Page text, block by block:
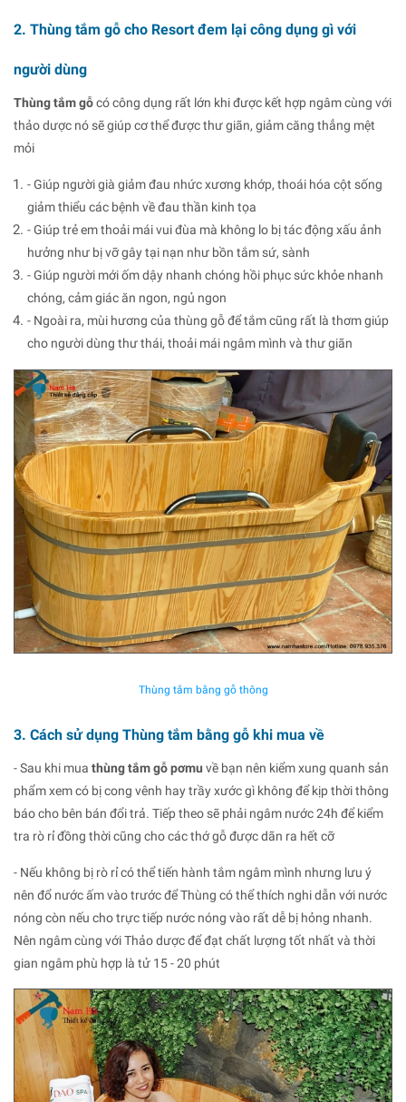
2. Thùng tắm gỗ cho Resort đem lại công dụng gì với
người dùng
Thùng tắm gỗcó công dụng rất lớn khi được kết hợp ngâm cùng với
thảo dược nó sẽ giúp cơ thể được thư giãn, giảm căng thẳng mệt
mỏi
- Giúp người già giảm đau nhức xương khớp, thoái hóa cột sống
giảm thiểu các bệnh về đau thần kinh tọa
- Giúp trẻ em thoải mái vui đùa mà không lo bị tác động xấu ảnh
hưởng như bị vỡ gây tại nạn như bồn tắm sứ, sành
- Giúp người mới ốm dậy nhanh chóng hồi phục sức khỏe nhanh
chóng, cảm giác ăn ngon, ngủ ngon
- Ngoài ra, mùi hương của thùng gỗ để tắm cũng rất là thơm giúp
cho người dùng thư thái, thoải mái ngâm mình và thư giãn
Thùng tắm bằng gỗ thông
3. Cách sử dụng Thùng tắm bằng gỗ khi mua về
- Sau khi mua thùng tắm gỗ pơmu về bạn nên kiểm xung quanh sản
phẩm xem có bị cong vênh hay trầy xước gì không để kịp thời thông
báo cho bên bán đổi trả. Tiếp theo sẽ phải ngâm nước 24h để kiểm
tra rò rỉ đồng thời cũng cho các thớ gỗ được dãn ra hết cỡ
- Nếu không bị rò rỉ có thể tiến hành tắm ngâm mình nhưng lưu ý
nên đổ nước ấm vào trước để Thùng có thể thích nghi dẫn với nước
nóng còn nếu cho trực tiếp nước nóng vào rất dễ bị hỏng nhanh.
Nên ngâm cùng với Thảo dược để đạt chất lượng tốt nhất và thời
gian ngâm phù hợp là tử 15 - 20 phút